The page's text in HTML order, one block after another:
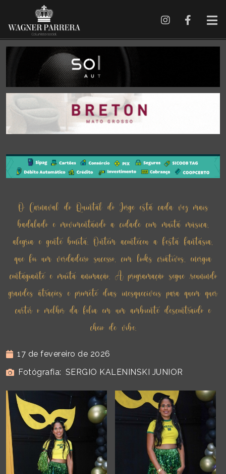
O Carnaval do Quintal do Jorge está cada vez mais
badalado e movimentando a cidade com muita música,
alegria e gente bonita. Ontem aconteceu a festa fantasia,
que foi um verdadeiro sucesso, com looks criativos, energia
contagiante e muita animação. A programação segue reunindo
grandes atrações e promete dias inesquecíveis para quem quer
curtir o melhor da folia em um ambiente descontraído e
cheio de vibe.
17 de fevereiro de 2026
Fotógrafia: SERGIO KALENINSKI JUNIOR